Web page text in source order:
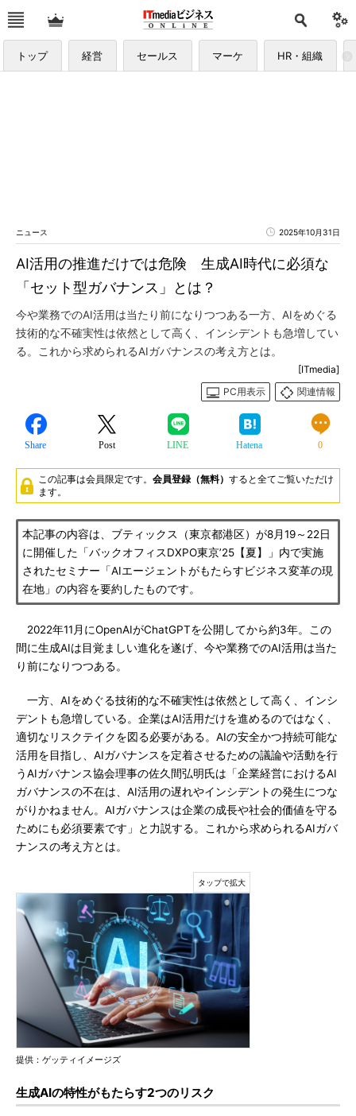
トップ 経営 セールス マーケ HR・組織
ニュース 2025年10月31日
AI活用の推進だけでは危険 生成AI時代に必須な
「セット型ガバナンス」とは？
今や業務でのAI活用は当たり前になりつつある一方、AIをめぐる
技術的な不確実性は依然として高く、インシデントも急増してい
る。これから求められるAIガバナンスの考え方とは。
[ITmedia]
PC用表示
関連情報
Share Post LINE Hatena 0
この記事は会員限定です。 会員登録（無料） すると全てご覧いただけ
ます。
本記事の内容は、ブティックス（東京都港区）が8月19～22日
に開催した「バックオフィスDXPO東京’25【夏】」内で実施
されたセミナー「AIエージェントがもたらすビジネス変革の現
在地」の内容を要約したものです。
2022年11月にOpenAIがChatGPTを公開してから約3年。この
間に生成AIは目覚ましい進化を遂げ、今や業務でのAI活用は当た
り前になりつつある。
一方、AIをめぐる技術的な不確実性は依然として高く、インシ
デントも急増している。企業はAI活用だけを進めるのではなく、
適切なリスクテイクを図る必要がある。AIの安全かつ持続可能な
活用を目指し、AIガバナンスを定着させるための議論や活動を行
うAIガバナンス協会理事の佐久間弘明氏は「企業経営におけるAI
ガバナンスの不在は、AI活用の遅れやインシデントの発生につな
がりかねません。AIガバナンスは企業の成長や社会的価値を守る
ためにも必須要素です」と力説する。これから求められるAIガバ
ナンスの考え方とは。
提供：ゲッティイメージズ
生成AIの特性がもたらす2つのリスク